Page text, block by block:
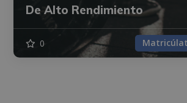
De Alto Rendimiento
0